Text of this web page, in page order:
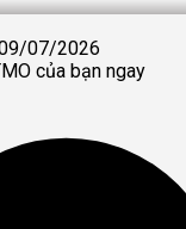
07/2026
của bạn ngay